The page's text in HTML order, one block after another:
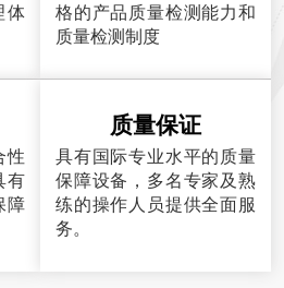
体
格的产品质量检测能力和
质量检测制度
性
有
障
质量保证
具有国际专业水平的质量
保障设备，多名专家及熟
练的操作人员提供全面服
务。